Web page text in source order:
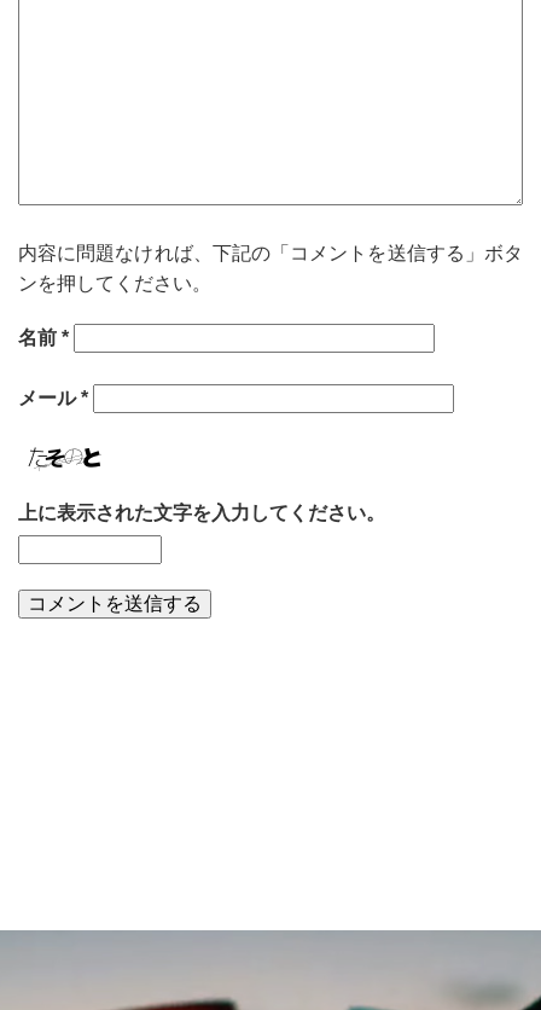
内容に問題なければ、下記の「コメントを送信する」ボタ
ンを押してください。
名前 *
メール*
上に表示された文字を入力してください。